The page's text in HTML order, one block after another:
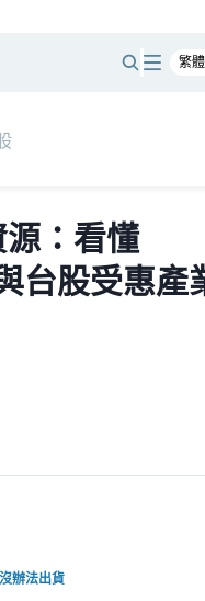
：看懂
台股受惠產
辦法出貨